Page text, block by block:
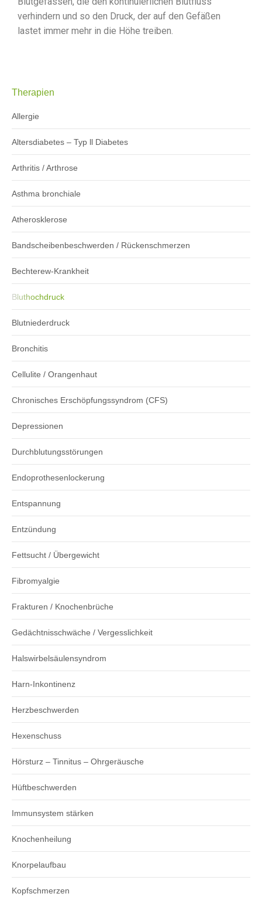
verhindern und so den Druck, der auf den Gefäßen
lastet immer mehr in die Höhe treiben.
Therapien
Allergie
Altersdiabetes – Typ ll Diabetes
Arthritis / Arthrose
Asthma bronchiale
Atherosklerose
Bandscheibenbeschwerden / Rückenschmerzen
Bechterew-Krankheit
Bluthochdruck
Blutniederdruck
Bronchitis
Cellulite / Orangenhaut
Chronisches Erschöpfungssyndrom (CFS)
Depressionen
Durchblutungsstörungen
Endoprothesenlockerung
Entspannung
Entzündung
Fettsucht / Übergewicht
Fibromyalgie
Frakturen / Knochenbrüche
Gedächtnisschwäche / Vergesslichkeit
Halswirbelsäulensyndrom
Harn-Inkontinenz
Herzbeschwerden
Hexenschuss
Hörsturz – Tinnitus – Ohrgeräusche
Hüftbeschwerden
Immunsystem stärken
Knochenheilung
Knorpelaufbau
Kopfschmerzen